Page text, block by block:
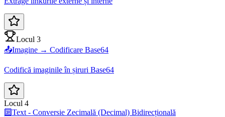
Locul 3
📤Imagine → Codificare Base64
Codifică imaginile în șiruri Base64
Locul 4
🔟Text - Conversie Zecimală (Decimal) Bidirecțională